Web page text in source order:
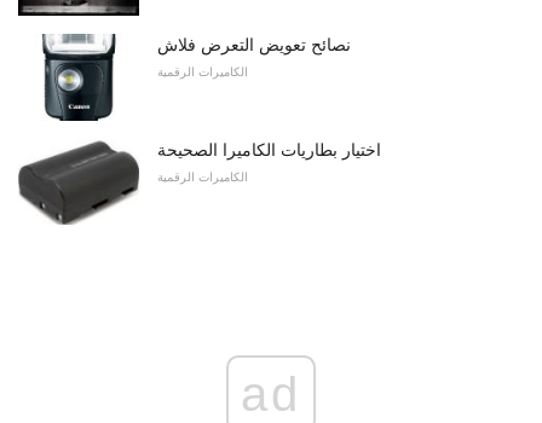
نصائح تعويض التعرض فلاش
الكاميرات الرقمية
اختيار بطاريات الكاميرا الصحيحة
الكاميرات الرقمية
ad